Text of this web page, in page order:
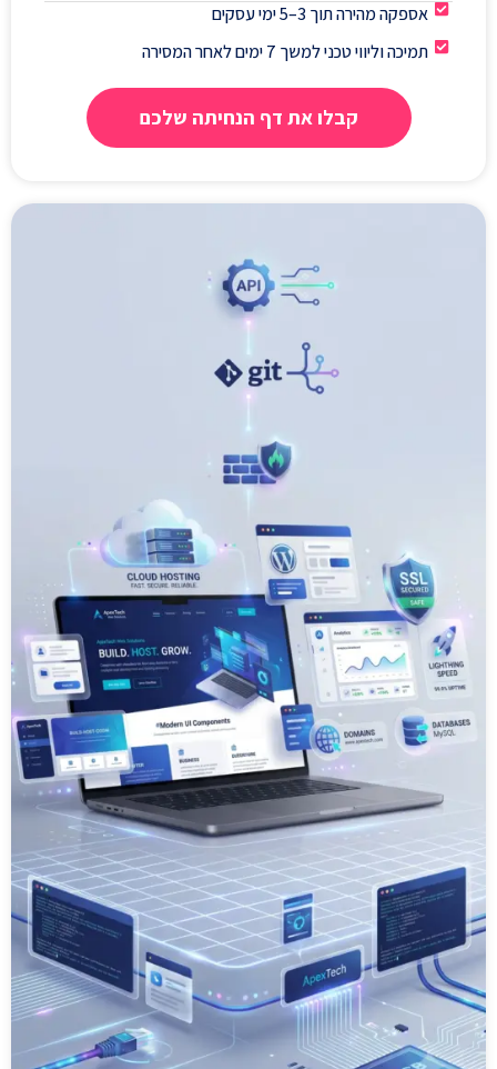
אספקה מהירה תוך 3–5 ימי עסקים
תמיכה וליווי טכני למשך 7 ימים לאחר המסירה
קבלו את דף הנחיתה שלכם